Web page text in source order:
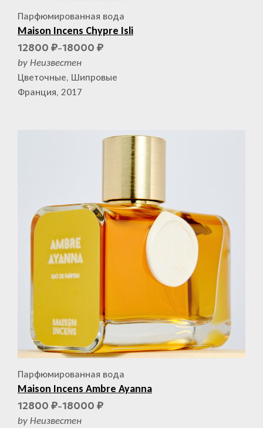
Парфюмированная вода
Maison Incens Chypre Isli
12800 ₽–18000 ₽
by Неизвестен
Цветочные, Шипровые
Франция, 2017
Парфюмированная вода
Maison Incens Ambre Ayanna
12800 ₽–18000 ₽
by Неизвестен